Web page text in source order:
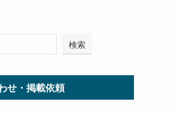
検索
せ・掲載依頼